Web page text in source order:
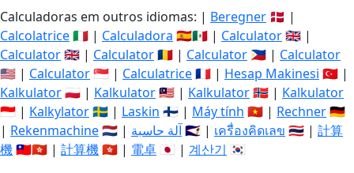
Calculadoras em outros idiomas: | Beregner 🇩🇰 |
Calcolatrice🇮🇹 | Calculadora 🇪🇸🇲🇽 | Calculator🇬🇧 |
Calculator🇬🇧 | Calculator🇷🇴 | Calculator 🇵🇭 | Calculator
🇺🇸 | Calculator🇸🇬 | Calculatrice🇫🇷 | Hesap Makinesi 🇹🇷 |
Kalkulator🇵🇱 | Kalkulator🇲🇾 | Kalkulator🇳🇴 | Kalkulator
🇮🇩 | Kalkylator🇸🇪 | Laskin 🇫🇮 | Máy tính 🇻🇳 | Rechner🇩🇪
| Rekenmachine🇳🇱 | آلة حاسبة🇸🇦 | เครื่องคิดเลข 🇹🇭 | 計算
機🇹🇼🇭🇰 | 計算機🇭🇰 | 電卓 🇯🇵 | 계산기 🇰🇷